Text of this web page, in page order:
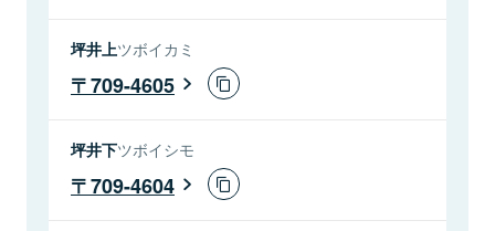
坪井上ツボイカミ
709-4605
坪井下ツボイシモ
709-4604